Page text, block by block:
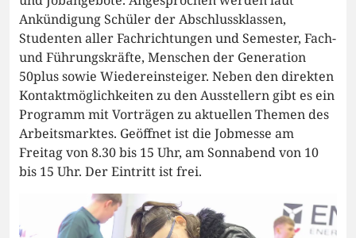
Ankündigung Schüler der Abschlussklassen,
Studenten aller Fachrichtungen und Semester, Fach-
und Führungskräfte, Menschen der Generation
50plus sowie Wiedereinsteiger. Neben den direkten
Kontaktmöglichkeiten zu den Ausstellern gibt es ein
Programm mit Vorträgen zu aktuellen Themen des
Arbeitsmarktes. Geöffnet ist die Jobmesse am
Freitag von 8.30 bis 15 Uhr, am Sonnabend von 10
bis 15 Uhr. Der Eintritt ist frei.